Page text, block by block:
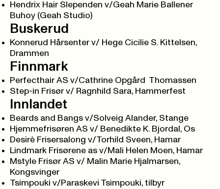
Hendrix Hair Slependen v/Geah Marie Ballener
Buhoy (Geah Studio)
Buskerud
Konnerud Hårsenter v/ Hege Cicilie S. Kittelsen,
Drammen
Finnmark
Perfecthair AS v/Cathrine Opgård Thomassen
Step-in Frisør v/ Ragnhild Sara, Hammerfest
Innlandet
Beards and Bangs v/Solveig Alander, Stange
Hjemmefrisøren AS v/ Benedikte K. Bjordal, Os
Desirè Frisersalong v/Torhild Sveen, Hamar
Lindmark Frisørene as v/Mali Helen Moen, Hamar
Mstyle Frisør AS v/ Malin Marie Hjalmarsen,
Kongsvinger
Tsimpouki v/Paraskevi Tsimpouki, tilbyr